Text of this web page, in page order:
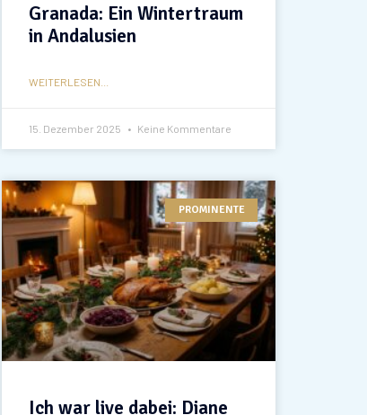
Granada: Ein Wintertraum
in Andalusien
WEITERLESEN...
15. Dezember 2025 Keine Kommentare
PROMINENTE
Ich war live dabei: Diane